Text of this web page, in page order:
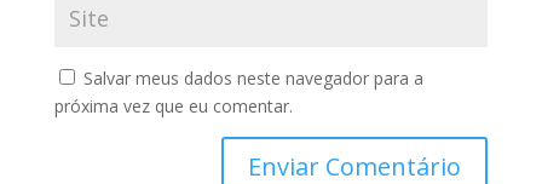
Salvar meus dados neste navegador para a
próxima vez que eu comentar.